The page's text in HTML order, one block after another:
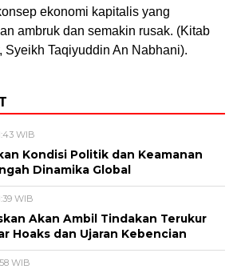
ekonomi kapitalis yang
ambruk dan semakin rusak. (Kitab
Syeikh Taqiyuddin An Nabhani).
WIB
Kondisi Politik dan Keamanan
Dinamika Global
WIB
Akan Ambil Tindakan Terukur
Hoaks dan Ujaran Kebencian
WIB